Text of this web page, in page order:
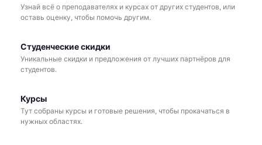
Узнай всё о преподавателях и курсах от других студентов, или
оставь оценку, чтобы помочь другим.
Студенческие скидки
Уникальные скидки и предложения от лучших партнёров для
студентов.
Курсы
Тут собраны курсы и готовые решения, чтобы прокачаться в
нужных областях.